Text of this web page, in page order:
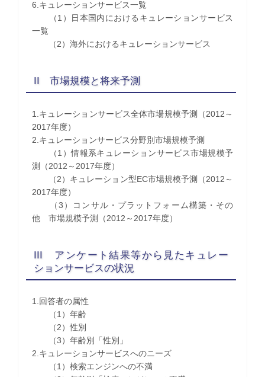
6.キュレーションサービス一覧
（1）日本国内におけるキュレーションサービス
一覧
（2）海外におけるキュレーションサービス
II 市場規模と将来予測
1.キュレーションサービス全体市場規模予測（2012～
2017年度）
2.キュレーションサービス分野別市場規模予測
（1）情報系キュレーションサービス市場規模予
測（2012～2017年度）
（2）キュレーション型EC市場規模予測（2012～
2017年度）
（3）コンサル・プラットフォーム構築・その
他 市場規模予測（2012～2017年度）
III アンケート結果等から見たキュレー
ションサービスの状況
1.回答者の属性
（1）年齢
（2）性別
（3）年齢別「性別」
2.キュレーションサービスへのニーズ
（1）検索エンジンへの不満